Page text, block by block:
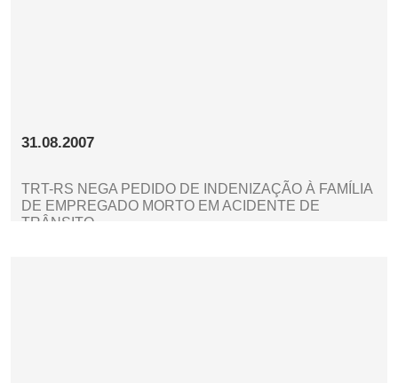
31.08.2007
TRT-RS NEGA PEDIDO DE INDENIZAÇÃO À FAMÍLIA
DE EMPREGADO MORTO EM ACIDENTE DE
TRÂNSITO